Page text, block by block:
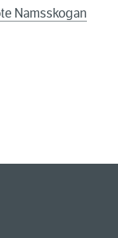
Namsskogan